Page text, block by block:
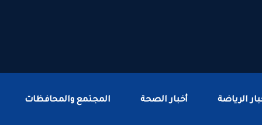
الرياضة أخبار الصحة المجتمع والمحافظات